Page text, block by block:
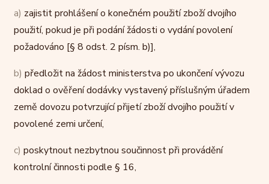
a) zajistit prohlášení o konečném použití zboží dvojího
použití, pokud je při podání žádosti o vydání povolení
požadováno [§ 8 odst. 2 písm. b)],
b) předložit na žádost ministerstva po ukončení vývozu
doklad o ověření dodávky vystavený příslušným úřadem
země dovozu potvrzující přijetí zboží dvojího použití v
povolené zemi určení,
c) poskytnout nezbytnou součinnost při provádění
kontrolní činnosti podle § 16,